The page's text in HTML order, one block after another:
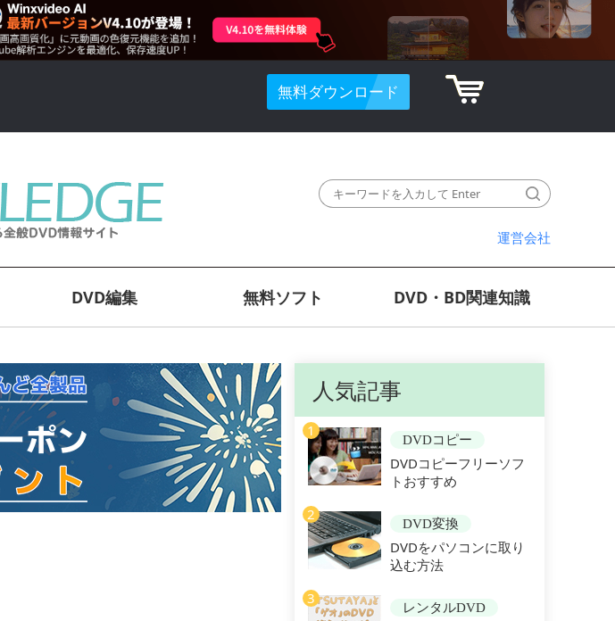
無料ダウンロード
運営会社
DVD編集 無料ソフト DVD・BD関連知識
人気記事
1
DVDコピー
DVDコピーフリーソフ
トおすすめ
2
DVD変換
DVDをパソコンに取り
込む方法
3
レンタルDVD